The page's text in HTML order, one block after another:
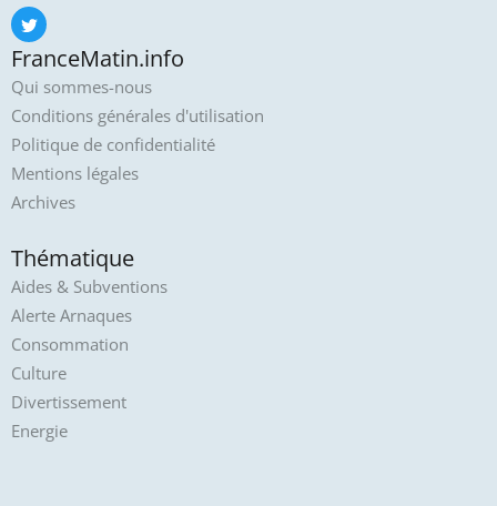
FranceMatin.info
Qui sommes-nous
Conditions générales d'utilisation
Politique de confidentialité
Mentions légales
Archives
Thématique
Aides & Subventions
Alerte Arnaques
Consommation
Culture
Divertissement
Energie